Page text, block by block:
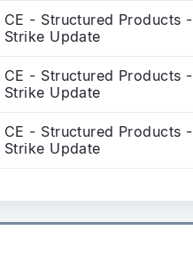
CE - Structured Products -
Strike Update
CE - Structured Products -
Strike Update
CE - Structured Products -
Strike Update